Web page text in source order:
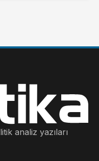
analiz yazıları